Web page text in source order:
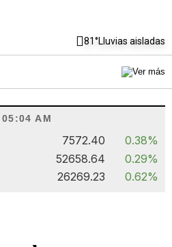
81°Lluvias aisladas
05:04 AM
7572.40
0.38%
52658.64
0.29%
26269.23 0.62%